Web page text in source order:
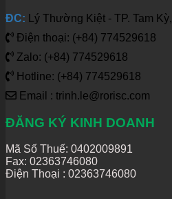
ĐC: Lý Thường Kiệt - TP. Tam
Điện thoại: (+84) 774529618
Zalo: (+84) 774529618
Hotline: (+84) 774529618
Email : trinh.le@rorisc.com
ĐĂNG KÝ KINH DOANH
Mã Số Thuế: 0402009891
Fax: 02363746080
Điện Thoại : 02363746080